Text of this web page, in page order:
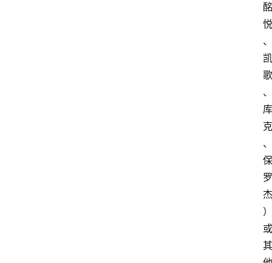
酩
悦
、
凯
歌
、
库
克
、
保
罗
杰
）
或
其